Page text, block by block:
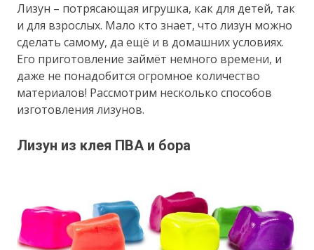
Лизун – потрясающая игрушка, как для детей, так
и для взрослых. Мало кто знает, что лизун можно
сделать самому, да ещё и в домашних условиях.
Его приготовление займёт немного времени, и
даже не понадобится огромное количество
материалов! Рассмотрим несколько способов
изготовления лизунов.
Лизун из клея ПВА и бора